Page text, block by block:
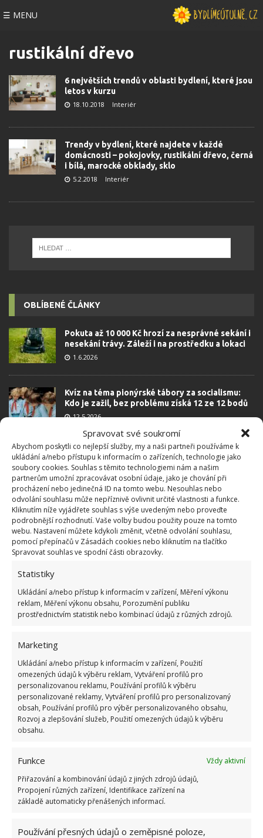
Spravovat své soukromí
Abychom poskytli co nejlepší služby, my a naši partneři používáme k
ukládání a/nebo přístupu k informacím o zařízeních, technologie jako
soubory cookies. Souhlas s těmito technologiemi nám a našim
partnerům umožní zpracovávat osobní údaje, jako je chování při
procházení nebo jedinečná ID na tomto webu. Nesouhlas nebo
odvolání souhlasu může nepříznivě ovlivnit určité vlastnosti a funkce.
Kliknutím níže vyjádřete souhlas s výše uvedeným nebo proveďte
podrobnější rozhodnutí. Vaše volby budou použity pouze na tomto
webu. Nastavení můžete kdykoli změnit, včetně odvolání souhlasu,
pomocí přepínačů v Zásadách cookies nebo kliknutím na tlačítko
Spravovat souhlas ve spodní části obrazovky.
Statistiky
Ukládání a/nebo přístup k informacím v zařízení, Měření výkonu
reklam, Měření výkonu obsahu, Porozumění publiku
prostřednictvím statistik nebo kombinací údajů z různých zdrojů.
Marketing
Ukládání a/nebo přístup k informacím v zařízení, Použití
omezených údajů k výběru reklam, Vytváření profilů pro
personalizovanou reklamu, Používání profilů k výběru
personalizované reklamy, Vytváření profilů pro personalizovaný
obsah, Používání profilů pro výběr personalizovaného obsahu,
Rozvoj a zlepšování služeb, Použití omezených údajů k výběru
obsahu.
Funkce
Vždy aktivní
Přiřazování a kombinování údajů z jiných zdrojů údajů,
Propojení různých zařízení, Identifikace zařízení na
základě automaticky přenášených informací.
Používání přesných údajů o zeměpisné poloze,
☰ MENU
rustikální dřevo
6 největších trendů v oblasti bydlení, které jsou
letos v kurzu
18.10.2018 Interiér
Trendy v bydlení, které najdete v každé
domácnosti – pokojovky, rustikální dřevo, černá
i bílá, marocké obklady, sklo
5.2.2018 Interiér
OBLÍBENÉ ČLÁNKY
Pokuta až 10 000 Kč hrozí za nesprávné sekání i
nesekání trávy. Záleží i na prostředku a lokaci
1.6.2026
Kvíz na téma pionýrské tábory za socialismu:
Kdo je zažil, bez problému získá 12 ze 12 bodů
12.5.2026
Test znalostí o každodenní realitě za
komunismu: 10 retro otázek ukáže, kdo má
dobrý přehled
23.6.2026
Retro kvíz o oblíbených autech v dobách
socialismu: Tehdejší řidiči musí získat 10 z 10
bodů
6.5.2026
Mouchy raději poletí o domácnost dále. Kromě
chemikálií je odpudí i citron s hřebíčkem
8.8.2026
Díky vhodné přípravě nebudou letní horka
Okurky a kopr se perfektně doplňují na zahradě
i při nakládání. Díky tomuto postupu chutnají